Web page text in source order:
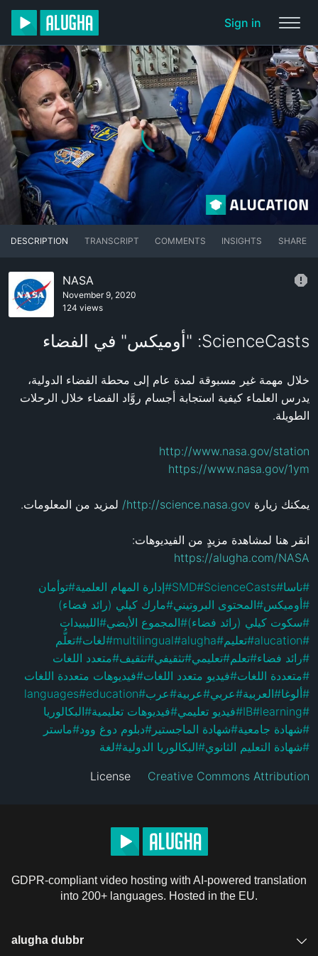
Sign in
DESCRIPTION TRANSCRIPT COMMENTS INSIGHTS SHARE
NASA
November 9, 2020
124 views
ScienceCasts: "أوميكس" في الفضاء
http://www.nasa.gov/station
https://www.nasa.gov/1ym
يمكنك زيارة http://science.nasa.gov/
انقر هنا لمشاهدة مزيدٍ من الفيديوهات:
https://alugha.com/NASA
#ناسا#
ScienceCasts
#
SMD
#إدارة المهام العلمية#توأمان
#أوميكس#المحتوى البروتيني#مارك كيلي (رائد فضاء)
#سكوت كيلي (رائد فضاء)#المجموع الأيضي#الليبيدات
#
alucation
#تعليم#
alugha
#
multilingual
#لغات#تعلُّم
#رائد فضاء#تعلم#تعليمي#تثقيفي#تثقيف#متعدد اللغات
#متعددة اللغات#فيديو متعدد اللغات#فيديوهات متعددة اللغات
#ألوغا#العربية#عربي#عربية#عرب#
education
#
languages
#
learning
#
IB
#فيديو تعليمي#فيديوهات تعليمية#البكالوريا
#شهادة جامعية#شهادة الماجستير #دبلوم دوغ وود#ماستر
#شهادة التعليم الثانوي#البكالوريا الدولية#لغة
License Creative Commons Attribution
GDPR-compliant video hosting with AI-powered translation
into 200+ languages. Hosted in the EU.
alugha dubbr